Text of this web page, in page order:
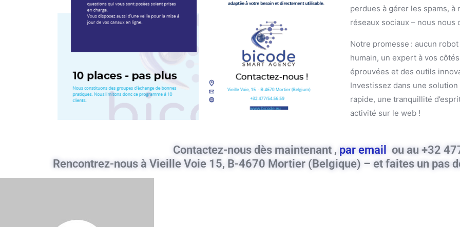
perdues à gérer les spams,
réseaux sociaux – nous
Notre promesse : aucun
humain, un expert à vos
éprouvées et des outils
Investissez dans une
rapide, une tranquillité
activité sur le web !
Contactez-nous dès maintenant , par email
ou au +32
Rencontrez-nous à Vieille Voie 15, B-4670 Mortier (Belgique) – et faites un pas